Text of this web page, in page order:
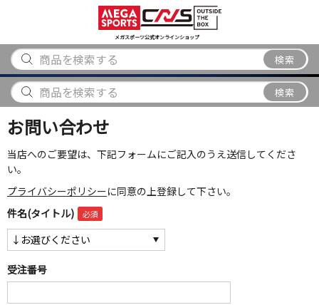
メガスポーツ公式オンラインショップ
検索
アウトドア
から探す
ブランド
から探す
検索
お問い合わせ
当店へのご要望は、下記フォームにご記入のうえ送信してくださ
い。
プライバシーポリシーに同意の上登録して下さい。
件名(タイトル)
受注番号